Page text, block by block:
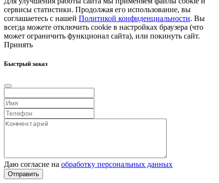
сервисы статистики. Продолжая его использование, вы
соглашаетесь с нашей Политикой конфиденциальности. Вы
всегда можете отключить cookie в настройках браузера (что
может ограничить функционал сайта), или покинуть сайт.
Принять
Быстрый заказ
Даю согласие на обработку персональных данных